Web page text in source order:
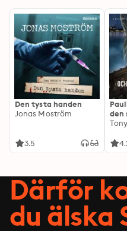
Den tysta handen
Jonas Moström
3.5
den
Därför
du älska